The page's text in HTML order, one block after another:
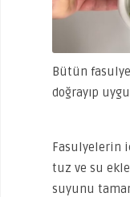
Bütün
doğrayıp
Fasulyelerin
tuz ve su
suyunu